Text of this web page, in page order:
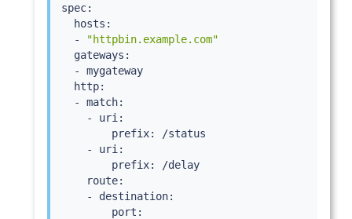
spec:
  hosts:
  -
"httpbin.example.com"
  gateways:
  - mygateway
  http:
  - match:
    - uri:
        prefix: /status
    - uri:
        prefix: /delay
    route:
    - destination:
        port: